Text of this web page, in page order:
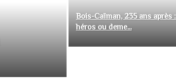
Bois-Caïman, 235 ans après
héros ou deme...